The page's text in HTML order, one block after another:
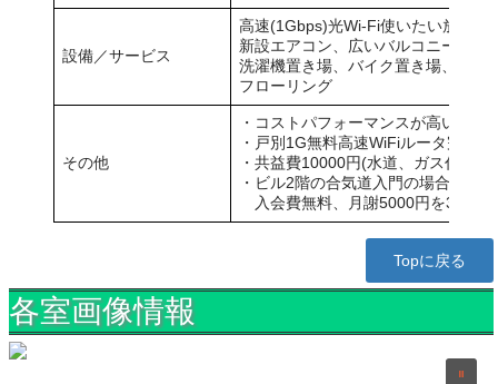
設備／サービス
高速(1Gbps)光Wi-Fi使いたい放題、
新設エアコン、広いバルコニー、
洗濯機置き場、バイク置き場、駐輪
フローリング
その他
・コストパフォーマンスが高い物件
・戸別1G無料高速WiFiルータ完備
・共益費10000円(水道、ガス代含む)
・ビル2階の合気道入門の場合、
入会費無料、月謝5000円を3000
Topに戻る
各室画像情報